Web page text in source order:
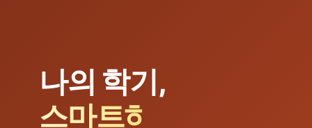
나의 학기,
스마트하게 설계